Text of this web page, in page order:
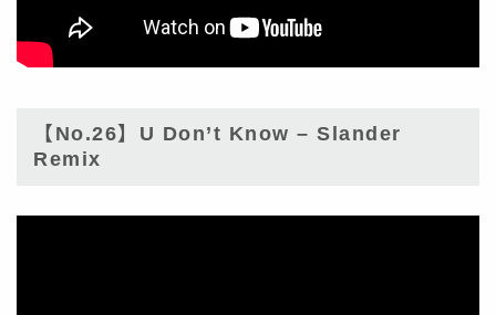
【No.26】U Don’t Know – Slander
Remix